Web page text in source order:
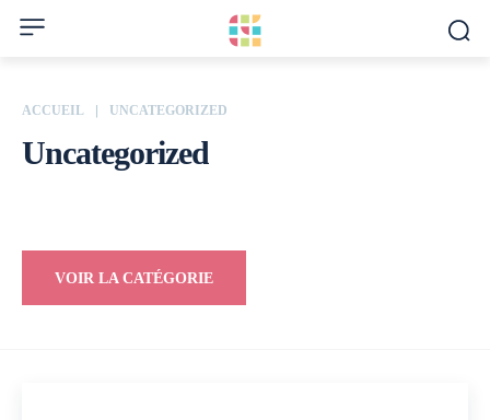
ACCUEIL UNCATEGORIZED
Uncategorized
VOIR LA CATÉGORIE